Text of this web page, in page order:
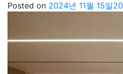
Posted on 2024년 11월 15일